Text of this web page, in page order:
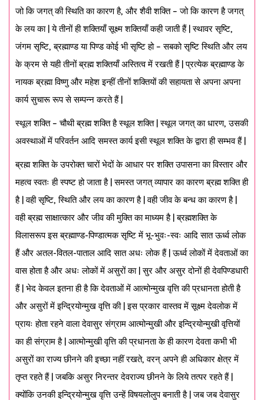
जो कि जगत् की स्थिति का कारण है, और शैवी शक्ति – जो कि कारण है जगत्
के लय का | ये तीनों ही शक्तियाँ सूक्ष्म शक्तियाँ कही जाती हैं | स्थावर सृष्टि,
जंगम सृष्टि, ब्रह्माण्ड या पिण्ड कोई भी सृष्टि हो – सबको सृष्टि स्थिति और लय
के क्रम से यही तीनों ब्रह्म शक्तियाँ अस्तित्व में रखती हैं | प्रत्येक ब्रह्माण्ड के
नायक ब्रह्मा विष्णु और महेश इन्हीं तीनों शक्तियों की सहायता से अपना अपना
कार्य सुचारू रूप से सम्पन्न करते हैं |
स्थूल शक्ति – चौथी ब्रह्म शक्ति है स्थूल शक्ति | स्थूल जगत् का धारण, उसकी
अवस्थाओं में परिवर्तन आदि समस्त कार्य इसी स्थूल शक्ति के द्वारा ही सम्भव हैं |
ब्रह्म शक्ति के उपरोक्त चारों भेदों के आधार पर शक्ति उपासना का विस्तार और
महत्व स्वतः ही स्पष्ट हो जाता है | समस्त जगत् व्यापार का कारण ब्रह्म शक्ति ही
है | वही सृष्टि, स्थिति और लय का कारण है | वही जीव के बन्ध का कारण है |
वही ब्रह्म साक्षात्कार और जीव की मुक्ति का माध्यम है | ब्रह्मशक्ति के
विलासरूप इस ब्रह्माण्ड-पिण्डात्मक सृष्टि में भू-भुवः-स्वः आदि सात ऊर्ध्व लोक
हैं और अतल-वितल-पाताल आदि सात अधः लोक हैं | ऊर्ध्व लोकों में देवताओं का
वास होता है और अधः लोकों में असुरों का | सुर और असुर दोनों ही देवपिण्डधारी
हैं | भेद केवल इतना ही है कि देवताओं में आत्मोन्मुख वृत्ति की प्रधानता होती है
और असुरों में इन्द्रियोन्मुख वृत्ति की | इस प्रकार वास्तव में सूक्ष्म देवलोक में
प्रायः होता रहने वाला देवासुर संग्राम आत्मोन्मुखी और इन्द्रियोन्मुखी वृत्तियों
का ही संग्राम है | आत्मोन्मुखी वृत्ति की प्रधानता के ही कारण देवता कभी भी
असुरों का राज्य छीनने की इच्छा नहीं रखते, वरन् अपने ही अधिकार क्षेत्र में
तृप्त रहते हैं | जबकि असुर निरन्तर देवराज्य छीनने के लिये तत्पर रहते हैं |
क्योंकि उनकी इन्द्रियोन्मुख वृत्ति उन्हें विषयलोलुप बनाती है | जब जब देवासुर